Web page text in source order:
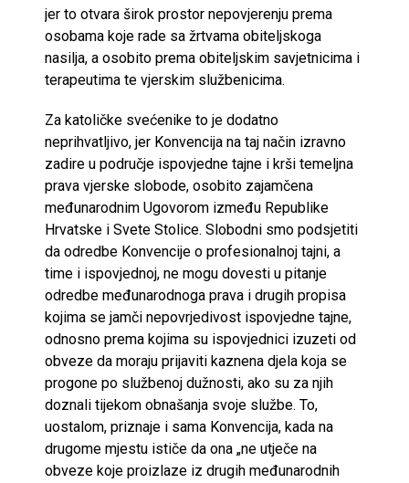
jer to otvara širok prostor nepovjerenju prema
osobama koje rade sa žrtvama obiteljskoga
nasilja, a osobito prema obiteljskim savjetnicima i
terapeutima te vjerskim službenicima.
Za katoličke svećenike to je dodatno
neprihvatljivo, jer Konvencija na taj način izravno
zadire u područje ispovjedne tajne i krši temeljna
prava vjerske slobode, osobito zajamčena
međunarodnim Ugovorom između Republike
Hrvatske i Svete Stolice. Slobodni smo podsjetiti
da odredbe Konvencije o profesionalnoj tajni, a
time i ispovjednoj, ne mogu dovesti u pitanje
odredbe međunarodnoga prava i drugih propisa
kojima se jamči nepovrjedivost ispovjedne tajne,
odnosno prema kojima su ispovjednici izuzeti od
obveze da moraju prijaviti kaznena djela koja se
progone po službenoj dužnosti, ako su za njih
doznali tijekom obnašanja svoje službe. To,
uostalom, priznaje i sama Konvencija, kada na
drugome mjestu ističe da ona „ne utječe na
obveze koje proizlaze iz drugih međunarodnih